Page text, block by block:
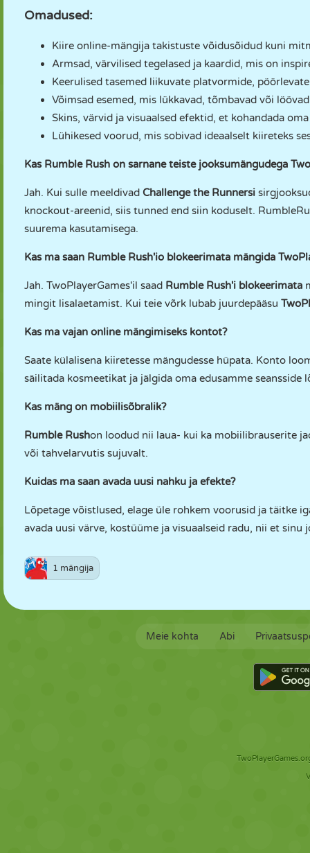
Omadused:
Kiire online-mängija takistuste võidusõidud kuni
Armsad, värvilised tegelased ja kaardid, mis on
Keerulised tasemed liikuvate platvormide,
Võimsad esemed, mis lükkavad, tõmbavad või
Skins, värvid ja visuaalsed efektid, et kohandada
Lühikesed voorud, mis sobivad ideaalselt kiireteks
Kas Rumble Rush on sarnane teiste jooksumängudega
Jah. Kui sulle meeldivad Challenge the Runnersi
knockout-areenid, siis tunned end siin koduselt.
suurema kasutamisega.
Kas ma saan Rumble Rush'io blokeerimata mängida
Jah. TwoPlayerGames'il saad Rumble Rush'i blokeerimata
mingit lisalaetamist. Kui teie võrk lubab juurdepääsu
Kas ma vajan online mängimiseks kontot?
Saate külalisena kiiretesse mängudesse hüpata. Konto
säilitada kosmeetikat ja jälgida oma edusamme seansside
Kas mäng on mobiilisõbralik?
Rumble Rushon loodud nii laua- kui ka mobiilibrauserite
või tahvelarvutis sujuvalt.
Kuidas ma saan avada uusi nahku ja efekte?
Lõpetage võistlused, elage üle rohkem voorusid ja täitke
avada uusi värve, kostüüme ja visuaalseid radu, nii et sinu
1 mängija
Meie kohta Abi